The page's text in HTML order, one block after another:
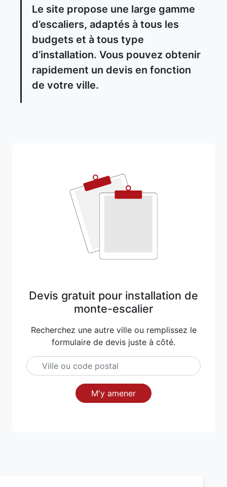
Le site propose une large gamme
d’escaliers, adaptés à tous les
budgets et à tous type
d’installation. Vous pouvez obtenir
rapidement un devis en fonction
de votre ville.
Devis gratuit pour installation de
monte-escalier
Recherchez une autre ville ou remplissez le
formulaire de devis juste à côté.
M'y amener